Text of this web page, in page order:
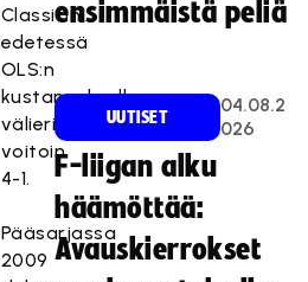
Classicin
edetessä
OLS:n
kustannuksella
välieriin
voitoin
4-1.
Pääsarjassa
2009
ensimmäistä peliä
UUTISET
04.08.2
026
F-liigan alku
häämöttää:
Avauskierrokset